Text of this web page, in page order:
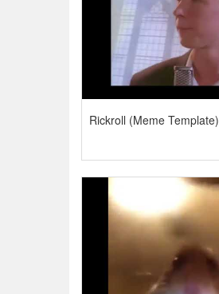
Rickroll (Meme Template)